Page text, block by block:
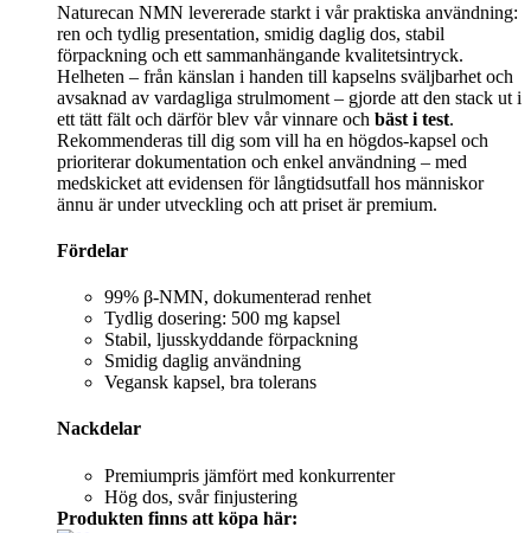
Naturecan NMN levererade starkt i vår praktiska användning:
ren och tydlig presentation, smidig daglig dos, stabil
förpackning och ett sammanhängande kvalitetsintryck.
Helheten – från känslan i handen till kapselns sväljbarhet och
avsaknad av vardagliga strulmoment – gjorde att den stack ut i
ett tätt fält och därför blev vår vinnare och bäst i test.
Rekommenderas till dig som vill ha en högdos‑kapsel och
prioriterar dokumentation och enkel användning – med
medskicket att evidensen för långtidsutfall hos människor
ännu är under utveckling och att priset är premium.
Fördelar
99% β‑NMN, dokumenterad renhet
Tydlig dosering: 500 mg kapsel
Stabil, ljusskyddande förpackning
Smidig daglig användning
Vegansk kapsel, bra tolerans
Nackdelar
Premiumpris jämfört med konkurrenter
Hög dos, svår finjustering
Produkten finns att köpa här: